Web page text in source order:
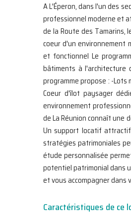
A L'Éperon, dans l'un des
professionnel moderne et
de la Route des Tamarins,
coeur d'un environnement
et fonctionnel Le
bâtiments à l'architecture
programme propose : -
Coeur d'îlot paysager
environnement
de La Réunion connaît une
Un support locatif attractif
stratégies patrimoniales
étude personnalisée
potentiel patrimonial dans
et vous accompagner dans
Caractéristiques de ce